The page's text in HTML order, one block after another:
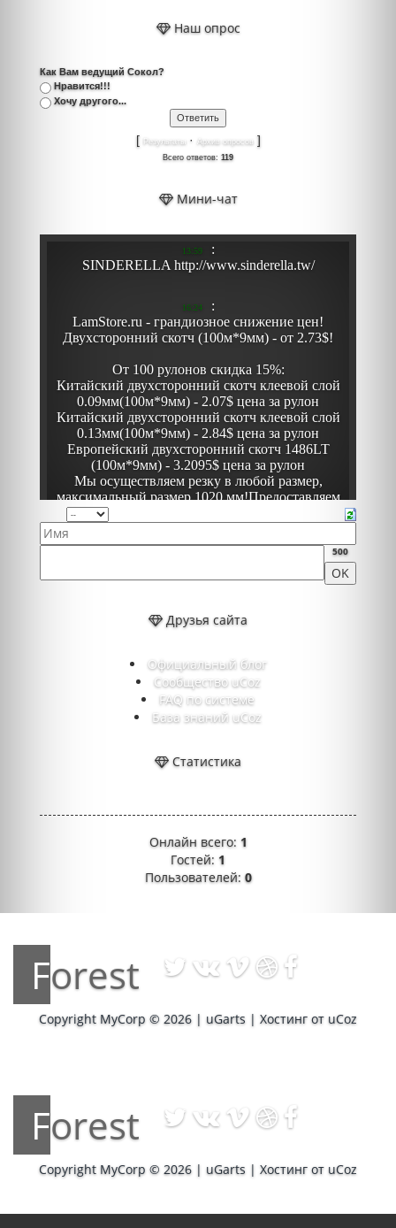
Наш опрос
Как Вам ведущий Сокол?
Нравится!!!
Хочу другого...
[ Результаты · Архив опросов]
Всего ответов: 119
Мини-чат
500
Друзья сайта
Официальный блог
Сообщество uCoz
FAQ по системе
База знаний uCoz
Статистика
Онлайн всего: 1
Гостей: 1
Пользователей:0
Forest
Copyright MyCorp © 2026 | uGarts | Хостинг от uCoz
Forest
Copyright MyCorp © 2026 | uGarts | Хостинг от uCoz